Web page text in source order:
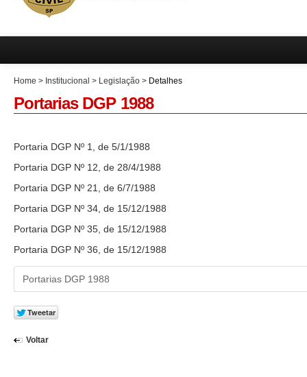
Home > Institucional > Legislação > Detalhes
Portarias DGP 1988
Portaria DGP Nº 1, de 5/1/1988
Portaria DGP Nº 12, de 28/4/1988
Portaria DGP Nº 21, de 6/7/1988
Portaria DGP Nº 34, de 15/12/1988
Portaria DGP Nº 35, de 15/12/1988
Portaria DGP Nº 36, de 15/12/1988
Portarias DGP 1988
Voltar